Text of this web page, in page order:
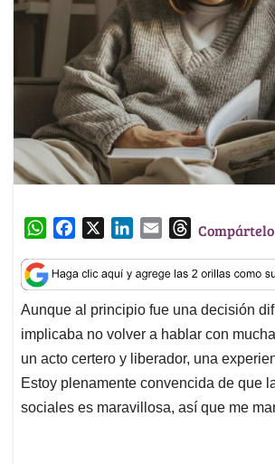
W
a
t
s
A
p
p
c
e
b
o
o
k
n
k
e
d
I
n
a
i
l
T
r
e
a
d
s
Compártelo
Aunque al principio fue una decisión
implicaba no volver a hablar con
un acto certero y liberador, una
Estoy plenamente convencida de que
sociales es maravillosa, así que me